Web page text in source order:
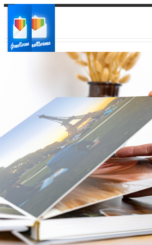
Ваш регион доставки
Выберите из списка: